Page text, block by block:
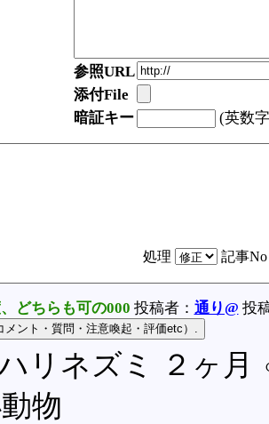
参照URL
添付File
暗証キー
(英数
処理 記事
どちらも可の000 投稿者： 通り@ 投
リネズミ ２ヶ
物